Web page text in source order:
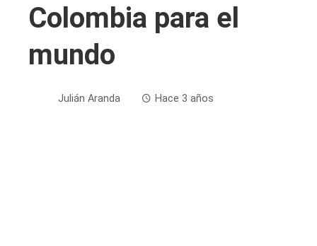
Colombia para el
mundo
Julián Aranda Hace 3 años